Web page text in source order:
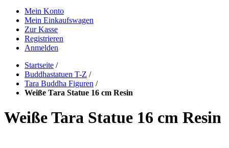
Mein Konto
Mein Einkaufswagen
Zur Kasse
Registrieren
Anmelden
Startseite /
Buddhastatuen T-Z /
Tara Buddha Figuren /
Weiße Tara Statue 16 cm Resin
Weiße Tara Statue 16 cm Resin